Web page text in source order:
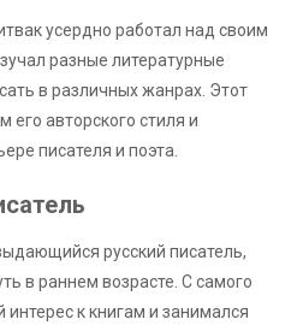
усердно работал над своим
разные литературные
в различных жанрах. Этот
авторского стиля и
писателя и поэта.
русский писатель,
в раннем возрасте. С самого
к книгам и занимался